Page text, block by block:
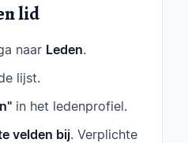
lid
naar Leden.
lijst.
in het ledenprofiel.
velden bij. Verplichte